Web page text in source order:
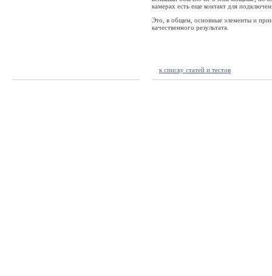
камерах есть еще контакт для
Это, в общем, основные элементы и
качественного результата.
к списку статей и тестов